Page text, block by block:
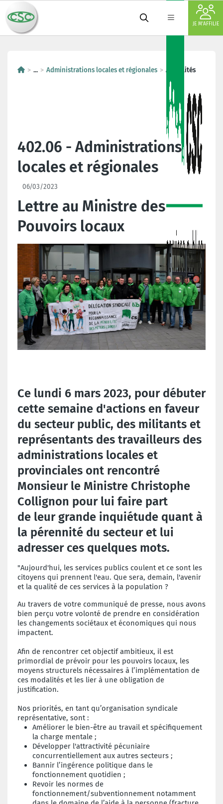
JE M'AFFILIE
... Administrations locales et régionales Actualités
402.06 - Administrations
locales et régionales
06/03/2023
Lettre au Ministre des
Pouvoirs locaux
Ce lundi 6 mars 2023, pour débuter
cette semaine d'actions en faveur
du secteur public, des militants et
représentants des travailleurs des
administrations locales et
provinciales ont rencontré
Monsieur le Ministre Christophe
Collignon pour lui faire part
de leur grande inquiétude quant à
la pérennité du secteur et lui
adresser ces quelques mots.
"Aujourd'hui, les services publics coulent et ce sont les
citoyens qui prennent l'eau. Que sera, demain, l'avenir
et la qualité de ces services à la population ?
Au travers de votre communiqué de presse, nous avons
bien perçu votre volonté de prendre en considération
les changements sociétaux et économiques qui nous
impactent.
Afin de rencontrer cet objectif ambitieux, il est
primordial de prévoir pour les pouvoirs locaux, les
moyens structurels nécessaires à l’implémentation de
ces modalités et les lier à une obligation de
justification.
Nos priorités, en tant qu’organisation syndicale
représentative, sont :
Améliorer le bien-être au travail et spécifiquement
la charge mentale ;
Développer l'attractivité pécuniaire
concurrentiellement aux autres secteurs ;
Bannir l’ingérence politique dans le
fonctionnement quotidien ;
Revoir les normes de
fonctionnement/subventionnement notamment